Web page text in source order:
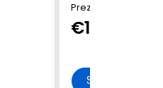
Prezzo Renord
€15.790
SCHEDA